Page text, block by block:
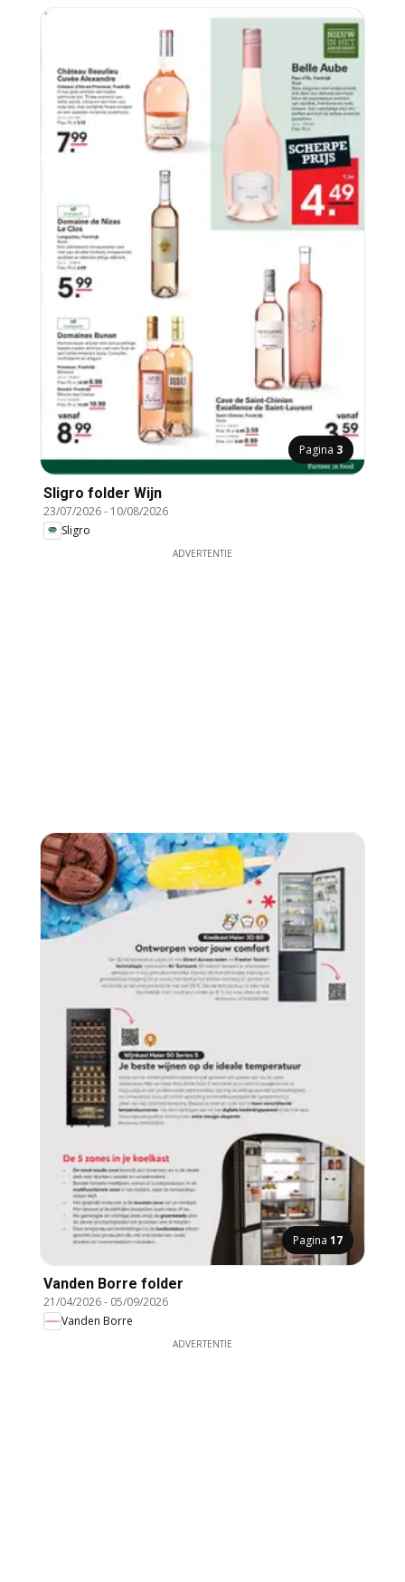
Pagina 3
Sligro folder Wijn
23/07/2026- 10/08/2026
Sligro
ADVERTENTIE
Pagina 17
Vanden Borre folder
21/04/2026- 05/09/2026
Vanden Borre
ADVERTENTIE